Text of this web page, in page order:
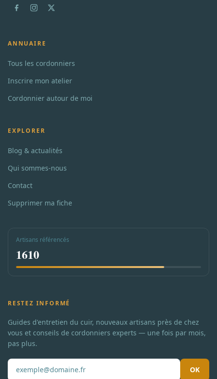
ANNUAIRE
Tous les cordonniers
Inscrire mon atelier
Cordonnier autour de moi
EXPLORER
Blog & actualités
Qui sommes-nous
Contact
Supprimer ma fiche
Artisans référencés
1610
RESTEZ INFORMÉ
Guides d'entretien du cuir, nouveaux artisans près de chez
vous et conseils de cordonniers experts — une fois par mois,
pas plus.
OK